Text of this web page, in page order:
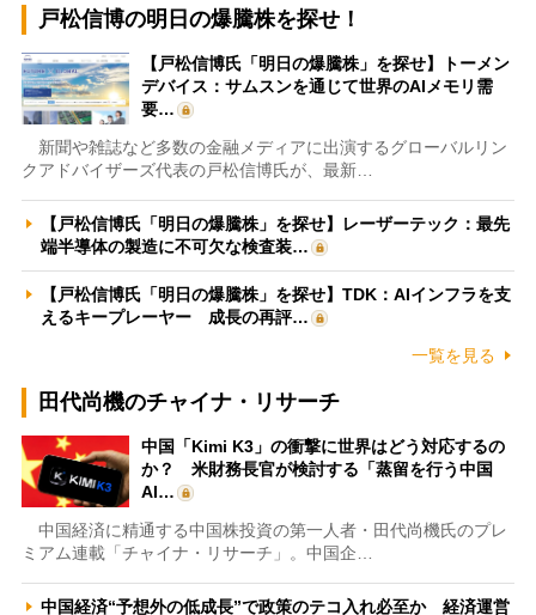
戸松信博の明日の爆騰株を探せ！
【戸松信博氏「明日の爆騰株」を探せ】トーメン
デバイス：サムスンを通じて世界のAIメモリ需
要…
新聞や雑誌など多数の金融メディアに出演するグローバルリン
クアドバイザーズ代表の戸松信博氏が、最新…
【戸松信博氏「明日の爆騰株」を探せ】レーザーテック：最先
端半導体の製造に不可欠な検査装…
【戸松信博氏「明日の爆騰株」を探せ】TDK：AIインフラを支
えるキープレーヤー 成長の再評…
一覧を見る
田代尚機のチャイナ・リサーチ
中国「Kimi K3」の衝撃に世界はどう対応するの
か？ 米財務長官が検討する「蒸留を行う中国
AI…
中国経済に精通する中国株投資の第一人者・田代尚機氏のプレ
ミアム連載「チャイナ・リサーチ」。中国企…
中国経済“予想外の低成長”で政策のテコ入れ必至か 経済運営